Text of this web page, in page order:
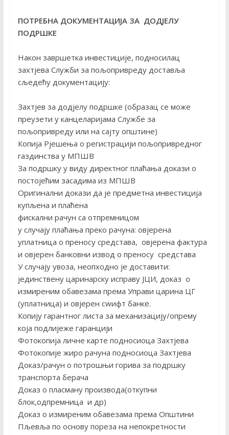
ПОТРЕБНА ДОКУМЕНТАЦИЈА ЗА ДОДЈЕЛУ
ПОДРШКЕ
Након завршетка инвестиције, подносилац
захтјева Служби за пољопривреду доставља
сљедећу документацију:
Захтјев за додјелу подршке (образац се може
преузети у канцеларијама Службе за
пољопривреду или на сајту општине)
Копија Рјешења о регистрацији пољопривредног
газдинства у МПШВ
За подршку у виду директног плаћања докази о
постојећим засадима из МПШВ
Оригинални докази да је предметна инвестиција
купљена и плаћена
фискални рачун са отпремницом
у случају плаћања преко рачуна: овјерена
уплатница о преносу средстава, овјерена фактура
и овјерен банковни извод о преносу средстава
У случају увоза, неопходно је доставити:
јединствену царинарску исправу ЈЦИ, доказ о
измиреним обавезама према Управи царина ЦГ
(уплатница) и овјерен сwифт банке.
Копију гарантног листа за механизацију/опрему
која подлијеже гаранцији
Фотокопија личне карте подносиоца Захтјева
Фотокопије жиро рачуна подносиоца Захтјева
Доказ/рачун о потрошњи горива за подршку
транспорта берача
Доказ о пласману производа(откупни
блок,одпремница и др)
Доказ о измиреним обавезама према Општини
Пљевља по основу пореза на непокретности